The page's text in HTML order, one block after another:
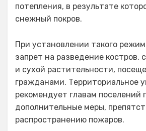
потепления, в результате
снежный покров.
При установлении такого
запрет на разведение костров,
и сухой растительности,
гражданами. Территориальное
рекомендует главам поселений
дополнительные меры,
распространению пожаров.